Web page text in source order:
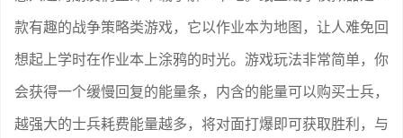
款有趣的战争策略类游戏，它以作业本为地图，让人难免回
想起上学时在作业本上涂鸦的时光。游戏玩法非常简单，你
会获得一个缓慢回复的能量条，内含的能量可以购买士兵，
越强大的士兵耗费能量越多，将对面打爆即可获取胜利，与